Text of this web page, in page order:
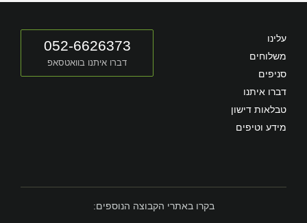
עלינו
משלוחים
סניפים
דברו איתנו
טבלאות דישון
מידע וטיפים
052-6626373
דברו איתנו בוואטסאפ
בקרו באתרי הקבוצה הנוספים: